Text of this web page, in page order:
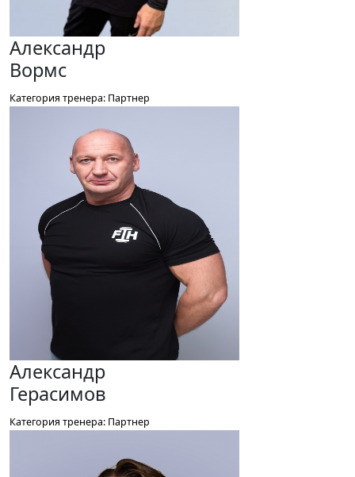
Александр
Вормс
Категория тренера: Партнер
Александр
Герасимов
Категория тренера: Партнер